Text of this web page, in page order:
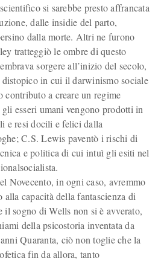
si sarebbe presto affrancata
dalle insidie del parto,
dalla morte. Altri ne furono
tratteggiò le ombre di questo
sorgere all’inizio del secolo,
in cui il darwinismo sociale
contributo a creare un regime
esseri umani vengono prodotti in
e resi docili e felici dalla
C.S. Lewis paventò i rischi di
e politica di cui intuì gli esiti nel
Novecento, in ogni caso, avremmo
alla capacità della fantascienza di
sogno di Wells non si è avverato,
della psicostoria inventata da
Quaranta, ciò non toglie che la
fin da allora, tanto